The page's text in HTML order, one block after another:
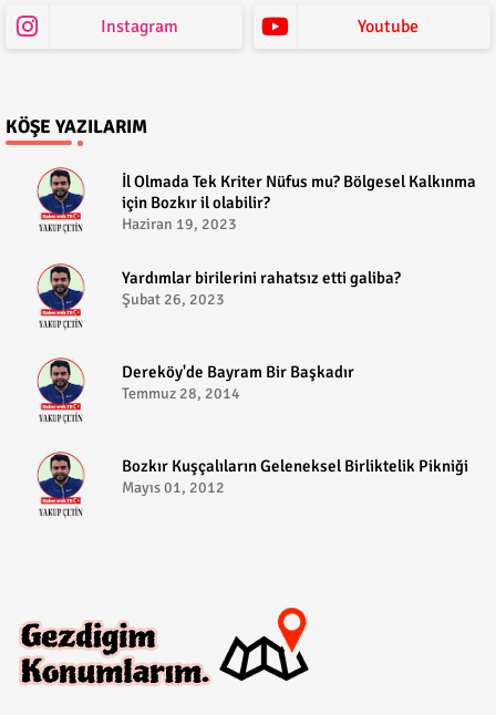
Instagram Youtube
KÖŞE YAZILARIM
​İl Olmada Tek Kriter Nüfus mu? Bölgesel Kalkınma
için Bozkır il olabilir?
Haziran 19, 2023
​Yardımlar birilerini rahatsız etti galiba?
Şubat 26, 2023
Dereköy'de Bayram Bir Başkadır
Temmuz 28, 2014
Bozkır Kuşçalıların Geleneksel Birliktelik Pikniği
Mayıs 01, 2012